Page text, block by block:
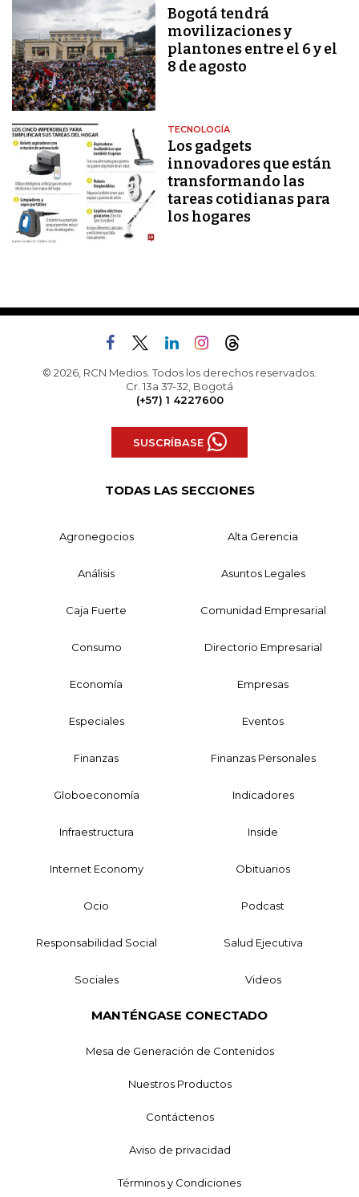
Bogotá tendrá
movilizaciones y
plantones entre el 6 y el
8 de agosto
TECNOLOGÍA
Los gadgets
innovadores que están
transformando las
tareas cotidianas para
los hogares
© 2026, RCN Medios. Todos los derechos reservados.
Cr. 13a 37-32, Bogotá
(+57) 1 4227600
SUSCRÍBASE
TODAS LAS SECCIONES
Agronegocios Alta Gerencia
Análisis Asuntos Legales
Caja Fuerte Comunidad Empresarial
Consumo Directorio Empresarial
Economía Empresas
Especiales Eventos
Finanzas Finanzas Personales
Globoeconomía Indicadores
Infraestructura Inside
Internet Economy Obituarios
Ocio Podcast
Responsabilidad Social Salud Ejecutiva
Sociales Videos
MANTÉNGASE CONECTADO
Mesa de Generación de Contenidos
Nuestros Productos
Contáctenos
Aviso de privacidad
Términos y Condiciones